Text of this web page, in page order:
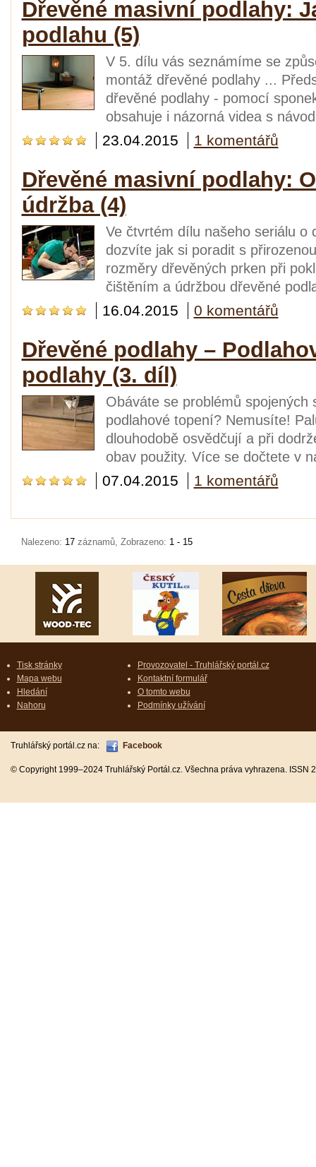
Dřevěné masivní podlahy:
podlahu (5)
V 5. dílu vás seznámíme se
montáž dřevěné podlahy ...
dřevěné podlahy - pomocí
obsahuje i názorná videa s
23.04.2015 1 komentářů
Dřevěné masivní podlahy:
údržba (4)
Ve čtvrtém dílu našeho seriálu o
dozvíte jak si poradit s
rozměry dřevěných prken při
čištěním a údržbou dřevěné
16.04.2015 0 komentářů
Dřevěné podlahy –
podlahy (3. díl)
Obáváte se problémů spojených
podlahové topení? Nemusíte!
dlouhodobě osvědčují a při
obav použity. Více se dočtete v
07.04.2015 1 komentářů
Nalezeno: 17 záznamů, Zobrazeno: 1 - 15
Tisk stránky
Mapa webu
Hledání
Nahoru
Provozovatel - Truhlářský portál.cz
Kontaktní formulář
O tomto webu
Podmínky užívání
Truhlářský portál.cz na: Facebook
© Copyright 1999–2024 Truhlářský Portál.cz. Všechna práva vyhrazena.